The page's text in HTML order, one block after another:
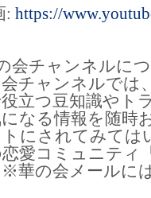
: https://
会チャンネルに
チャンネルでは
立つ豆知識やト
になる情報を随時
トにされてみては
恋愛コミュニティ
華の会メールに